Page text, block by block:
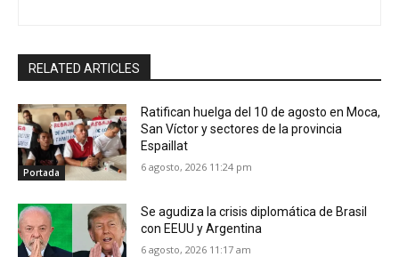
RELATED ARTICLES
Portada
Ratifican huelga del 10 de agosto en Moca,
San Víctor y sectores de la provincia
Espaillat
6 agosto, 2026 11:24 pm
Se agudiza la crisis diplomática de Brasil
con EEUU y Argentina
6 agosto, 2026 11:17 am